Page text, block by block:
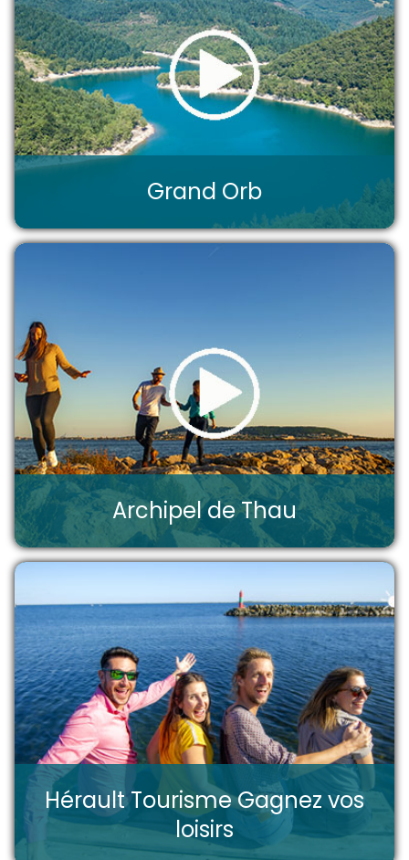
Grand Orb
Archipel de Thau
Hérault Tourisme Gagnez vos
loisirs